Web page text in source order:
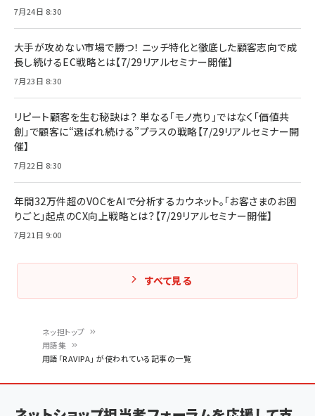
ン
く
ネッ担トップ
用語集
用語「RAVIPA」 が使われている記事の一覧
7月24日 8:30
大手が攻めない市場で勝つ！ ニッチ特化と徹底した顧客志向で成
長し続けるEC戦略とは【7/29リアルセミナー開催】
7月23日 8:30
リピート顧客を生む秘訣は？ 単なる「モノ売り」ではなく「価値共
創」で顧客に“選ばれ続ける”プラスの戦略【7/29リアルセミナー開
催】
7月22日 8:30
年間32万件超のVOCをAIで分析するカウネット。「お客さまのお困
りごと」起点のCX向上戦略とは？【7/29リアルセミナー開催】
7月21日 9:00
すべて見る